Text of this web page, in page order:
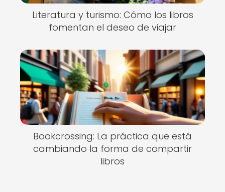
Literatura y turismo: Cómo los libros
fomentan el deseo de viajar
Bookcrossing: La práctica que está
cambiando la forma de compartir
libros